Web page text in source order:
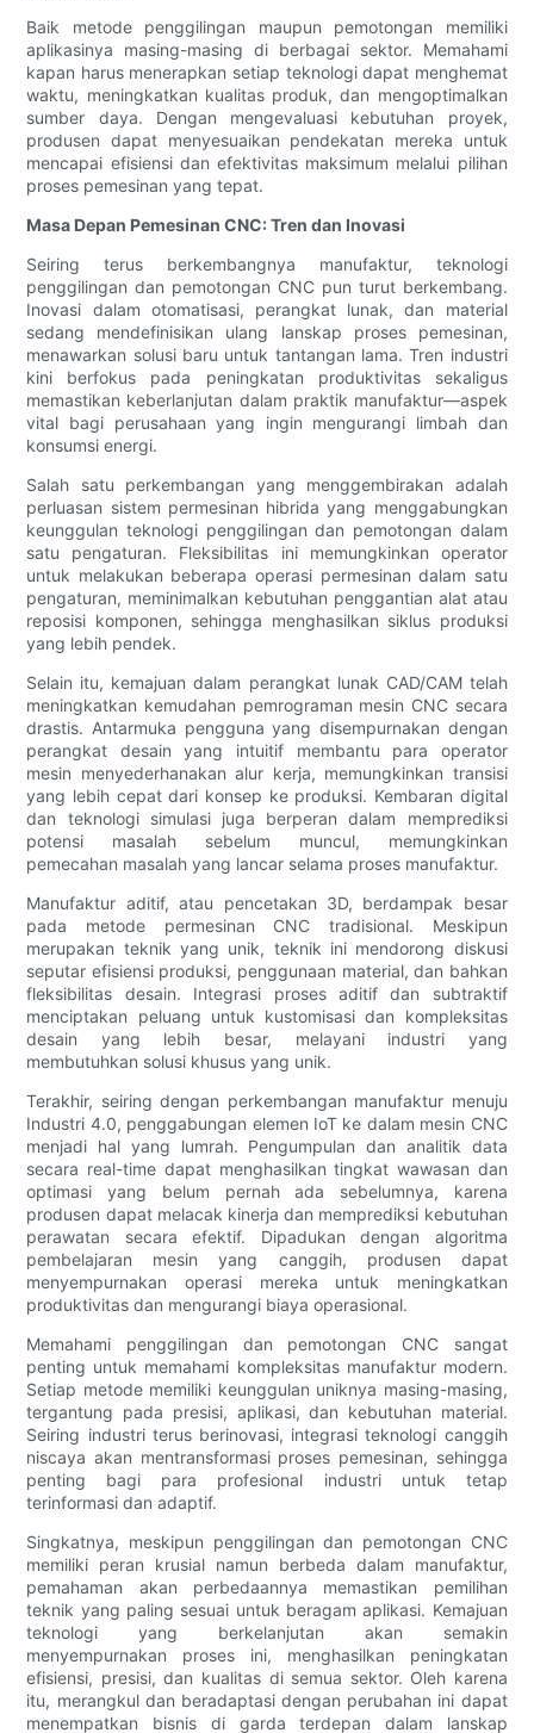
Baik metode penggilingan maupun pemotongan memiliki
aplikasinya masing-masing di berbagai sektor. Memahami
kapan harus menerapkan setiap teknologi dapat menghemat
waktu, meningkatkan kualitas produk, dan mengoptimalkan
sumber daya. Dengan mengevaluasi kebutuhan proyek,
produsen dapat menyesuaikan pendekatan mereka untuk
mencapai efisiensi dan efektivitas maksimum melalui pilihan
proses pemesinan yang tepat.
Masa Depan Pemesinan CNC: Tren dan Inovasi
Seiring terus berkembangnya manufaktur, teknologi
penggilingan dan pemotongan CNC pun turut berkembang.
Inovasi dalam otomatisasi, perangkat lunak, dan material
sedang mendefinisikan ulang lanskap proses pemesinan,
menawarkan solusi baru untuk tantangan lama. Tren industri
kini berfokus pada peningkatan produktivitas sekaligus
memastikan keberlanjutan dalam praktik manufaktur—aspek
vital bagi perusahaan yang ingin mengurangi limbah dan
konsumsi energi.
Salah satu perkembangan yang menggembirakan adalah
perluasan sistem permesinan hibrida yang menggabungkan
keunggulan teknologi penggilingan dan pemotongan dalam
satu pengaturan. Fleksibilitas ini memungkinkan operator
untuk melakukan beberapa operasi permesinan dalam satu
pengaturan, meminimalkan kebutuhan penggantian alat atau
reposisi komponen, sehingga menghasilkan siklus produksi
yang lebih pendek.
Selain itu, kemajuan dalam perangkat lunak CAD/CAM telah
meningkatkan kemudahan pemrograman mesin CNC secara
drastis. Antarmuka pengguna yang disempurnakan dengan
perangkat desain yang intuitif membantu para operator
mesin menyederhanakan alur kerja, memungkinkan transisi
yang lebih cepat dari konsep ke produksi. Kembaran digital
dan teknologi simulasi juga berperan dalam memprediksi
potensi masalah sebelum muncul, memungkinkan
pemecahan masalah yang lancar selama proses manufaktur.
Manufaktur aditif, atau pencetakan 3D, berdampak besar
pada metode permesinan CNC tradisional. Meskipun
merupakan teknik yang unik, teknik ini mendorong diskusi
seputar efisiensi produksi, penggunaan material, dan bahkan
fleksibilitas desain. Integrasi proses aditif dan subtraktif
menciptakan peluang untuk kustomisasi dan kompleksitas
desain yang lebih besar, melayani industri yang
membutuhkan solusi khusus yang unik.
Terakhir, seiring dengan perkembangan manufaktur menuju
Industri 4.0, penggabungan elemen IoT ke dalam mesin CNC
menjadi hal yang lumrah. Pengumpulan dan analitik data
secara real-time dapat menghasilkan tingkat wawasan dan
optimasi yang belum pernah ada sebelumnya, karena
produsen dapat melacak kinerja dan memprediksi kebutuhan
perawatan secara efektif. Dipadukan dengan algoritma
pembelajaran mesin yang canggih, produsen dapat
menyempurnakan operasi mereka untuk meningkatkan
produktivitas dan mengurangi biaya operasional.
Memahami penggilingan dan pemotongan CNC sangat
penting untuk memahami kompleksitas manufaktur modern.
Setiap metode memiliki keunggulan uniknya masing-masing,
tergantung pada presisi, aplikasi, dan kebutuhan material.
Seiring industri terus berinovasi, integrasi teknologi canggih
niscaya akan mentransformasi proses pemesinan, sehingga
penting bagi para profesional industri untuk tetap
terinformasi dan adaptif.
Singkatnya, meskipun penggilingan dan pemotongan CNC
memiliki peran krusial namun berbeda dalam manufaktur,
pemahaman akan perbedaannya memastikan pemilihan
teknik yang paling sesuai untuk beragam aplikasi. Kemajuan
teknologi yang berkelanjutan akan semakin
menyempurnakan proses ini, menghasilkan peningkatan
efisiensi, presisi, dan kualitas di semua sektor. Oleh karena
itu, merangkul dan beradaptasi dengan perubahan ini dapat
menempatkan bisnis di garda terdepan dalam lanskap